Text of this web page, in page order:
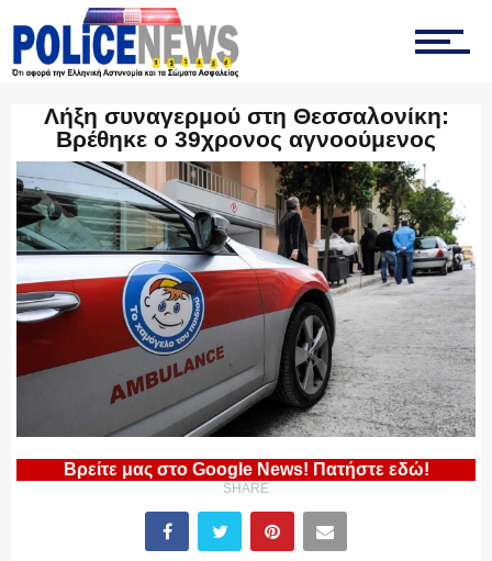
ΤΡΟΧΑΙΑ
ΟΠΚΕ
ΟΜΑΔΑ “Ζ”
Λήξη συναγερμού στη Θεσσαλονίκη:
Βρέθηκε ο 39χρονος αγνοούμενος
Βρείτε μας στο Google News! Πατήστε εδώ!
SHARE